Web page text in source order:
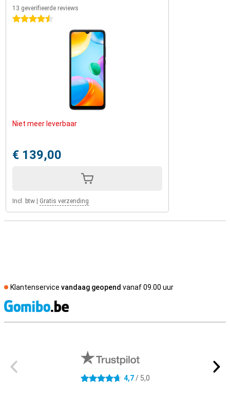
13 geverifieerde reviews
4.5 sterren
Niet meer leverbaar
€ 139,00
Incl. btw Gratis verzending
Klantenservice vandaag geopend vanaf 09.00 uur
4.7 sterren 4,7/ 5,0